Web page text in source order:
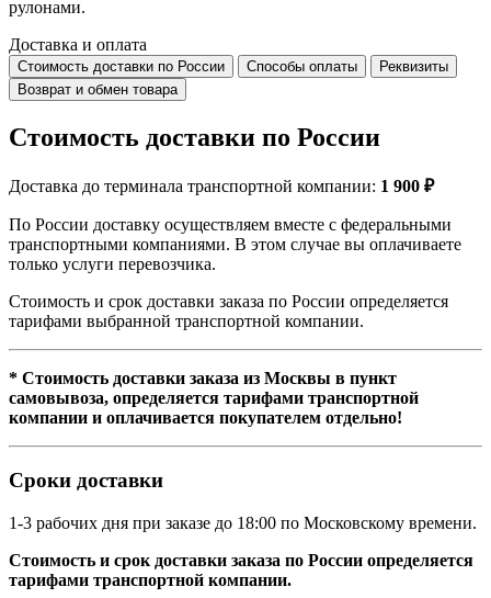
рулонами.
Доставка и оплата
Стоимость доставки по России Способы оплаты
Реквизиты
Возврат и обмен товара
Стоимость доставки по России
Доставка до терминала транспортной компании: 1 900 ₽
По России доставку осуществляем вместе с федеральными
транспортными компаниями. В этом случае вы оплачиваете
только услуги перевозчика.
Стоимость и срок доставки заказа по России определяется
тарифами выбранной транспортной компании.
* Стоимость доставки заказа из Москвы в пункт
самовывоза, определяется тарифами транспортной
компании и оплачивается покупателем отдельно!
Сроки доставки
1-3 рабочих дня при заказе до 18:00 по Московскому времени.
Стоимость и срок доставки заказа по России определяется
тарифами транспортной компании.